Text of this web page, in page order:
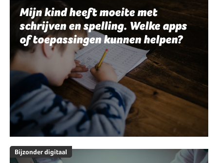
Mijn kind heeft moeite met
schrijven en spelling. Welke apps
of toepassingen kunnen helpen?
Bijzonder digitaal